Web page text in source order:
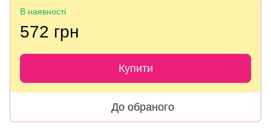
В наявності
572 грн
Купити
До обраного